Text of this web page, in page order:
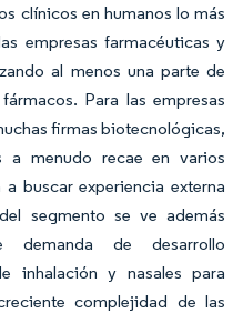
clínicos en humanos lo más
empresas farmacéuticas y
al menos una parte de
Para las empresas
firmas biotecnológicas,
a menudo recae en varios
buscar experiencia externa
segmento se ve además
demanda de desarrollo
inhalación y nasales para
complejidad de las